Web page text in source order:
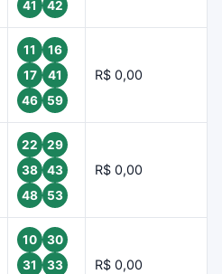
41 42
11
16
17
41
46
59
R$ 0,00
22
29
38
43
48
53
R$ 0,00
10
30
31
33
R$ 0,00